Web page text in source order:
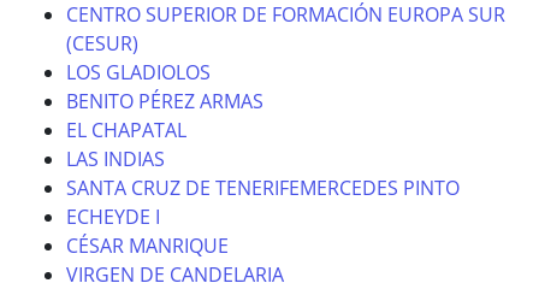
CENTRO SUPERIOR DE FORMACIÓN EUROPA SUR
(CESUR)
LOS GLADIOLOS
BENITO PÉREZ ARMAS
EL CHAPATAL
LAS INDIAS
SANTA CRUZ DE TENERIFEMERCEDES PINTO
ECHEYDE I
CÉSAR MANRIQUE
VIRGEN DE CANDELARIA